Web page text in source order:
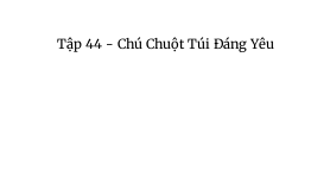
Tập 44 - Chú Chuột Túi Đáng Yêu